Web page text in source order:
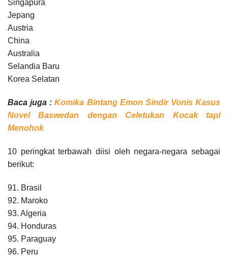
Singapura
Jepang
Austria
China
Australia
Selandia Baru
Korea Selatan
Baca juga :Komika Bintang Emon Sindir Vonis Kasus
Novel Baswedan dengan Celetukan Kocak tapi
Menohok
10 peringkat terbawah diisi oleh negara-negara sebagai
berikut:
91. Brasil
92. Maroko
93. Algeria
94. Honduras
95. Paraguay
96. Peru